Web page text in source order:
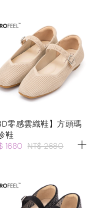
零感雲織鞋】方頭瑪
鞋
1680 NT$ 2680